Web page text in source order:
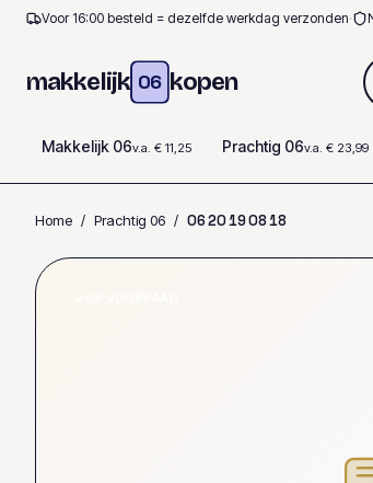
Voor 16:00 besteld = dezelfde werkdag verzonden·
makkelijk 06 kopen
Makkelijk 06v.a. € 11,25 Prachtig 06v.a. € 23,99
Home / Prachtig 06 / 0620190818